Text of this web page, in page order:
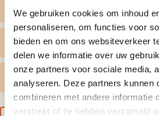
We gebruiken cookies om inhoud
personaliseren, om functies voor
bieden en om ons websiteverkeer
delen we informatie over uw
onze partners voor sociale media,
analyseren. Deze partners kunnen
combineren met andere informatie
verstrekt of ze hebben verzameld
Persoonlijk tintje
Gratis omruilen